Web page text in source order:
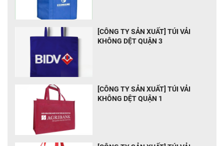
[CÔNG TY SẢN XUẤT] TÚI VẢI
KHÔNG DỆT QUẬN 3
[CÔNG TY SẢN XUẤT] TÚI VẢI
KHÔNG DỆT QUẬN 1